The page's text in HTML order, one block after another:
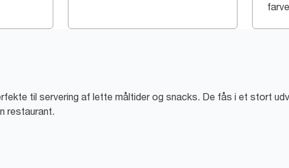
til servering af lette måltider og snacks. De fås i et stort
restaurant.